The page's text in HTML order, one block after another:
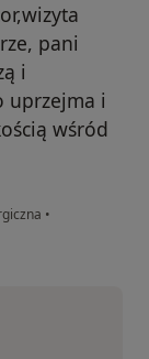
pani
i
uprzejma i
wśród
•